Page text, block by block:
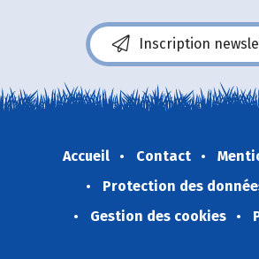
Inscription
Accueil Contact
Protection des
Gestion des cookies